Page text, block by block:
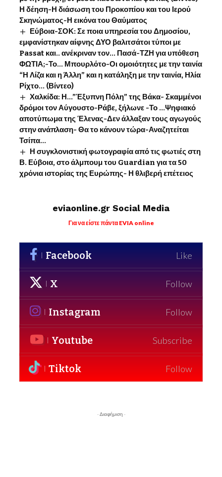
Η δέηση-Η διάσωση του Προκοπίου και του Ιερού
Σκηνώματος-Η εικόνα του Θαύματος
Εύβοια-ΣΟΚ: Σε ποια υπηρεσία του Δημοσίου,
εμφανίστηκαν αίφνης ΔΥΟ βαλιτσάτοι τύποι με
Passat και.. ανέκριναν τον… Πασά-ΤΖΗ για υπόθεση
ΦΩΤΙΑ;-Το… Μπουρλότο-Οι ομοιότητες με την ταινία
“Η Λίζα και η Άλλη” και η κατάληξη με την ταινία, Ηλία
Ρίχτο… (Βίντεο)
Χαλκίδα: Η…”Έξυπνη Πόλη” της Βάκα- Σκαμμένοι
δρόμοι τον Αύγουστο-Ράβε, ξήλωνε -Το …Ψηφιακό
αποτύπωμα της Έλενας-Δεν άλλαξαν τους αγωγούς
στην ανάπλαση- Θα το κάνουν τώρα-Αναζητείται
Τσίπα…
Η συγκλονιστική φωτογραφία από τις φωτιές στη
Β. Εύβοια, στο άλμπουμ του Guardian για τα 50
χρόνια ιστορίας της Ευρώπης- Η θλιβερή επέτειος
eviaonline.gr Social Media
Για να είστε πάντα EVIA online
Facebook Like
X Follow
Instagram Follow
Youtube Subscribe
Tiktok Follow
- Διαφήμιση -